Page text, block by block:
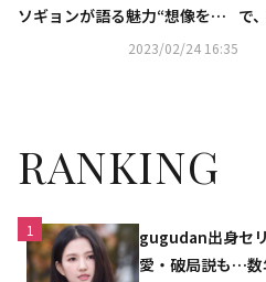
ソギョンが語る魅力“想像を超
えるエンディング”2023/02/24 16:35
で
RANKING
1
gugudan出身セ
愛・破局説も…数